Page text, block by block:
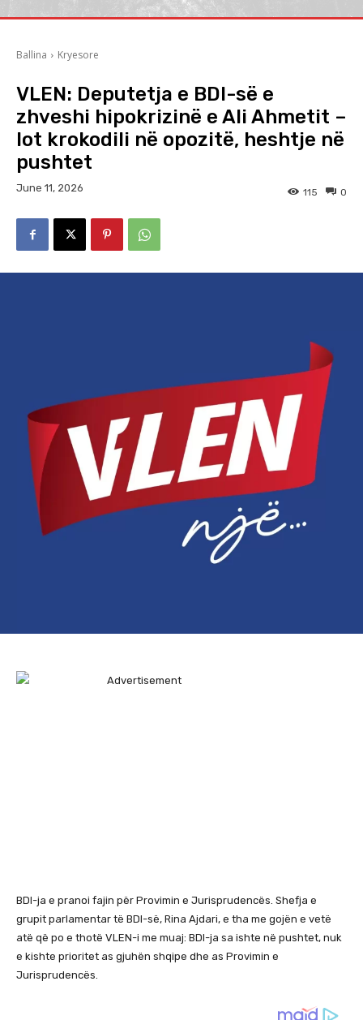
Ballina Kryesore
VLEN: Deputetja e BDI-së e
zhveshi hipokrizinë e Ali Ahmetit –
lot krokodili në opozitë, heshtje në
pushtet
June 11, 2026 0
115
BDI-ja e pranoi fajin për Provimin e Jurisprudencës. Shefja e
grupit parlamentar të BDI-së, Rina Ajdari, e tha me gojën e vetë
atë që po e thotë VLEN-i me muaj: BDI-ja sa ishte në pushtet, nuk
e kishte prioritet as gjuhën shqipe dhe as Provimin e
Jurisprudencës.